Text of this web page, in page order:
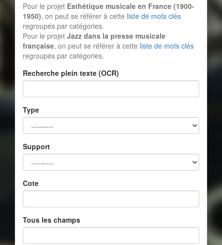
Pour le projet Esthétique musicale en France (1900-
1950), on peut se référer à cette liste de mots clés
regroupés par catégories.
Pour le projet Jazz dans la presse musicale
française, on peut se référer à cette liste de mots clés
regroupés par catégories.
Recherche plein texte (OCR)
Type
Support
Cote
Tous les champs